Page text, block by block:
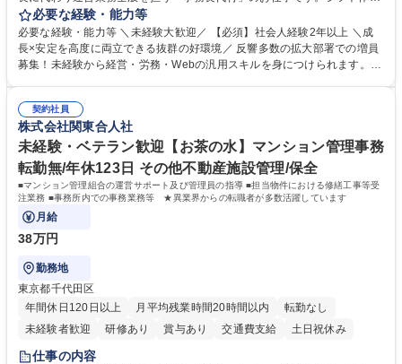
や経費処理、採用・HP管理などバックオフィス全般を企画サポート。丁
寧な実務対応で現場を支え、専門スキルを構築できます。 当社の開業医支
援のコンサルタントと連携し、開業後クリニックのバックオフィス全般を
担当します。 ＼具体的には／ ■スタッフのシフト作成、日々の経費処理 ■
です。基本は社内勤務でクリニック訪問はほとんどありません。 募集職種
[新大阪/院長代行事務(人事労務サポート等)]未経験/年休123日/フレックス
制
必要な経験・能力等
必要な経験・能力等 ＼未経験大歓迎／ 【必須】社会人経験2年以上 ＼成
長×安定を高度に両立できる抜群の好環境／ 反響多数の拡大部署での増員
募集！未経験から経営・労務・Webの汎用スキルを身につけられます。初
すさも抜群。転勤なしの新大阪本社勤務で、安定した事業基盤のもと腰を
据えて長期的キャリアを構築できます。 学歴・資格 学歴：大学院 大学 語
学力： 資格：
契約社員
株式会社関東合人社
未経験・ベテラン歓迎【お茶の水】マンション管理事務
転勤無/年休123日 その他不動産施設管理/保全
■マンション管理組合の運営サポート及び管理員の指導 ■担当物件における修繕工事等受
注業務 ■事務所内での事務業務等 ★異業界からの転職者が多数活躍しています
月給
38万円
勤務地
東京都千代田区
年間休日120日以上
月平均残業時間20時間以内
転勤なし
未経験者歓迎
研修あり 賞与あり 交通費支給 土日祝休み
仕事の内容